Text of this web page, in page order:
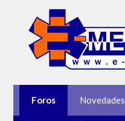
Foros Novedades